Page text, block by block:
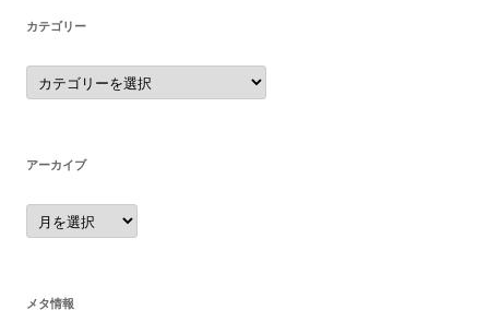
カテゴリー
カ
テ
ゴ
アーカイブ
ア
ー
カ
メタ情報